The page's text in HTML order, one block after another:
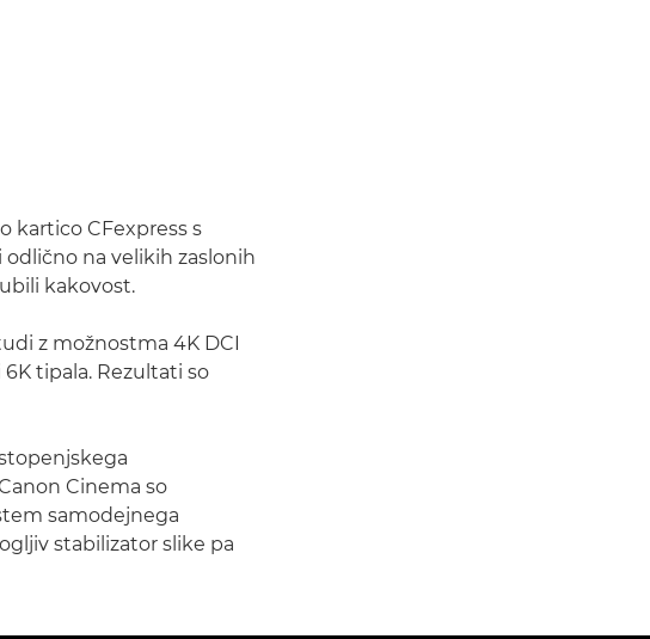
kartico CFexpress s
na velikih zaslonih
kakovost.
z možnostma 4K DCI
tipala. Rezultati so
Cinema so
samodejnega
stabilizator slike pa